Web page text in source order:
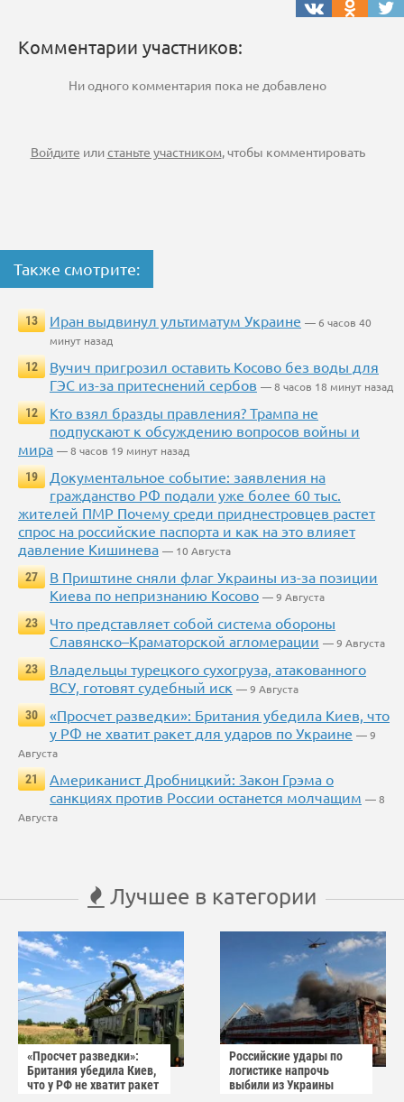
Комментарии участников:
Ни одного комментария пока не добавлено
Войдите илистаньте участником, чтобы комментировать
Также смотрите:
13 Иран выдвинул ультиматум Украине — 6 часов 40
минут назад
12
Вучич пригрозил оставить Косово без воды для
ГЭС из-за притеснений сербов — 8 часов 18 минут назад
12
Кто взял бразды правления? Трампа не
подпускают к обсуждению вопросов войны и
мира — 8 часов 19 минут назад
19
Документальное событие: заявления на
гражданство РФ подали уже более 60 тыс.
жителей ПМР Почему среди приднестровцев растет
спрос на российские паспорта и как на это влияет
давление Кишинева — 10 Августа
27
В Приштине сняли флаг Украины из-за позиции
Киева по непризнанию Косово — 9 Августа
23
Что представляет собой система обороны
Славянско–Краматорской агломерации — 9 Августа
23
Владельцы турецкого сухогруза, атакованного
ВСУ, готовят судебный иск — 9 Августа
30
«Просчет разведки»: Британия убедила Киев, что
у РФ не хватит ракет для ударов по Украине — 9
Августа
21
Американист Дробницкий: Закон Грэма о
санкциях против России останется молчащим — 8
Августа
Лучшее в категории
«Просчет разведки»:
Британия убедила Киев,
что у РФ не хватит ракет
Российские удары по
логистике напрочь
выбили из Украины